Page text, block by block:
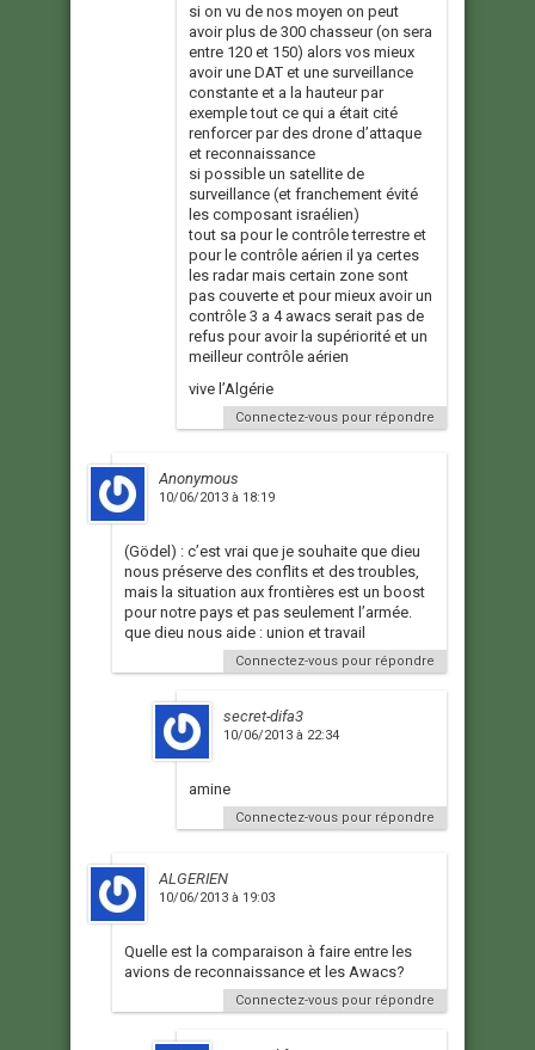
si on vu de nos moyen on peut
avoir plus de 300 chasseur (on sera
entre 120 et 150) alors vos mieux
avoir une DAT et une surveillance
constante et a la hauteur par
exemple tout ce qui a était cité
renforcer par des drone d’attaque
et reconnaissance
si possible un satellite de
surveillance (et franchement évité
les composant israélien)
tout sa pour le contrôle terrestre et
pour le contrôle aérien il ya certes
les radar mais certain zone sont
pas couverte et pour mieux avoir un
contrôle 3 a 4 awacs serait pas de
refus pour avoir la supériorité et un
meilleur contrôle aérien
vive l’Algérie
Connectez-vous pour répondre
Anonymous
10/06/2013 à 18:19
(Gödel) : c’est vrai que je souhaite que dieu
nous préserve des conflits et des troubles,
mais la situation aux frontières est un boost
pour notre pays et pas seulement l’armée.
que dieu nous aide : union et travail
Connectez-vous pour répondre
secret-difa3
10/06/2013 à 22:34
amine
Connectez-vous pour répondre
ALGERIEN
10/06/2013 à 19:03
Quelle est la comparaison à faire entre les
avions de reconnaissance et les Awacs?
Connectez-vous pour répondre